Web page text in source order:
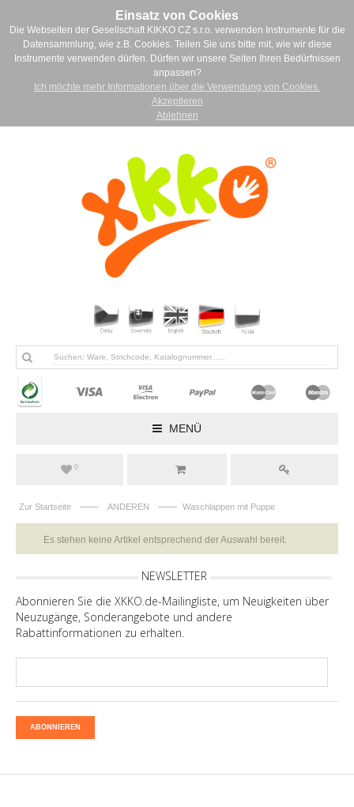
Einsatz von Cookies
Die Webseiten der Gesellschaft KIKKO CZ s.r.o. verwenden Instrumente für die
Datensammlung, wie z.B. Cookies. Teilen Sie uns bitte mit, wie wir diese
Instrumente verwenden dürfen. Dürfen wir unsere Seiten Ihren Bedürfnissen
anpassen?
Ich möchte mehr Informationen über die Verwendung von Cookies.
Akzeptieren
Ablehnen
MENÜ
0
Zur Startseite —— ANDEREN —— Waschlappen mit Puppe
Es stehen keine Artikel entsprechend der Auswahl bereit.
NEWSLETTER
Abonnieren Sie die XKKO.de-Mailingliste, um Neuigkeiten über
Neuzugänge, Sonderangebote und andere
Rabattinformationen zu erhalten.
ABONNIEREN